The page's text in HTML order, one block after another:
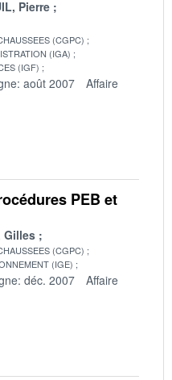
Pierre
(CGPC)
(IGA)
(IGF)
août 2007
Affaire
PEB et
Gilles
(CGPC)
(IGE)
déc. 2007
Affaire